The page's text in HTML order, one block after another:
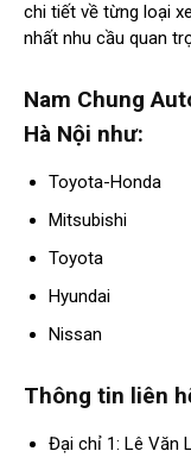
chi tiết về từng loại
nhất nhu cầu quan
Nam Chung
Hà Nội như:
Toyota-Honda
Mitsubishi
Toyota
Hyundai
Nissan
Thông tin liên
Đại chỉ 1: Lê Văn